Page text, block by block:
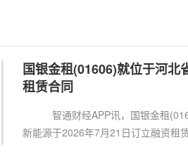
国银金租(01606)就位于河北
租赁合同
智通财经APP讯，国银金租
新能源于2026年7月21日订立融资租